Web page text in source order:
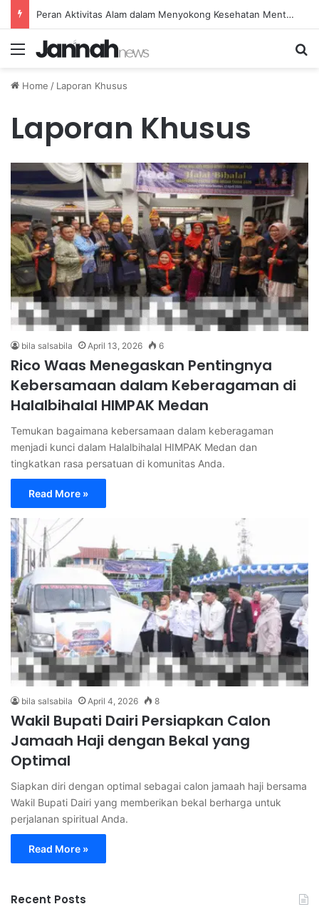
Peran Aktivitas Alam dalam Menyokong Kesehatan Mental dan Menenangkan Pikiran di Masa Sulit
Menu
Home / Laporan Khusus
Laporan Khusus
bila salsabila April 13, 2026 6
Rico Waas Menegaskan Pentingnya
Kebersamaan dalam Keberagaman di
Halalbihalal HIMPAK Medan
Temukan bagaimana kebersamaan dalam keberagaman
menjadi kunci dalam Halalbihalal HIMPAK Medan dan
tingkatkan rasa persatuan di komunitas Anda.
Read More »
bila salsabila April 4, 2026 8
Wakil Bupati Dairi Persiapkan Calon
Jamaah Haji dengan Bekal yang
Optimal
Siapkan diri dengan optimal sebagai calon jamaah haji bersama
Wakil Bupati Dairi yang memberikan bekal berharga untuk
perjalanan spiritual Anda.
Read More »
Recent Posts